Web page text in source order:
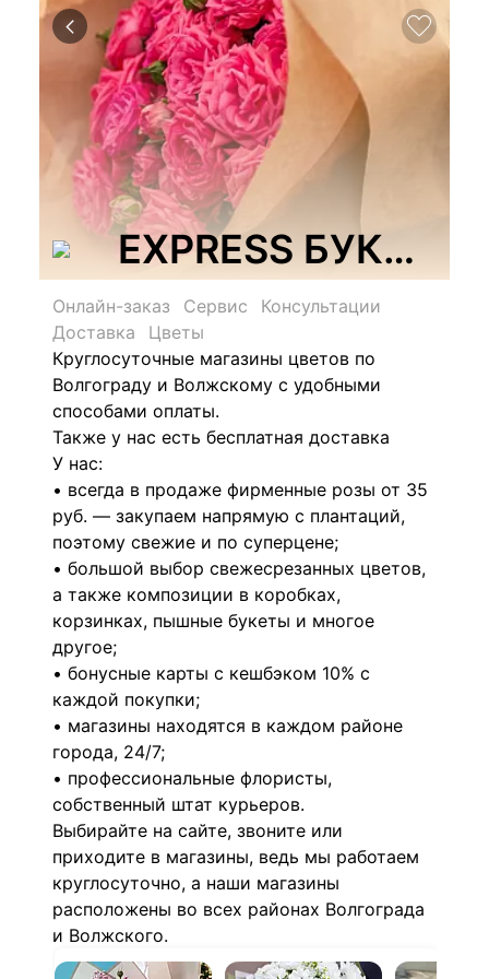
EXPRESS БУКЕТ,
Онлайн-заказ Сервис
Консультации
Доставка
Цветы
Круглосуточные магазины цветов по
Волгограду и Волжскому с удобными
способами оплаты.
Также у нас есть бесплатная доставка
У нас:
• всегда в продаже фирменные розы от 35
руб. — закупаем напрямую с плантаций,
поэтому свежие и по суперцене;
• большой выбор свежесрезанных цветов,
а также композиции в коробках,
корзинках, пышные букеты и многое
другое;
• бонусные карты с кешбэком 10% с
каждой покупки;
• магазины находятся в каждом районе
города, 24/7;
• профессиональные флористы,
собственный штат курьеров.
Выбирайте на сайте, звоните или
приходите в магазины, ведь мы работаем
круглосуточно, а наши магазины
расположены во всех районах Волгограда
и Волжского.